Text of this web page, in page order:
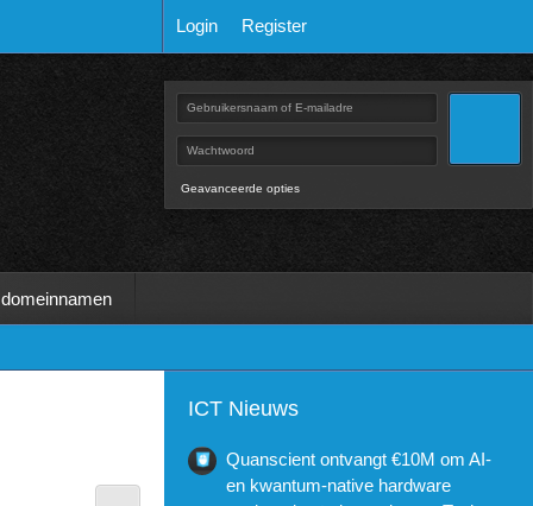
Login Register
Geavanceerde opties
ICT Nieuws
Quanscient ontvangt €10M om AI-
en kwantum-native hardware